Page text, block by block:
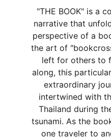
"THE BOOK" is a
narrative that
perspective of a
the art of
left for others to
along, this
extraordinary
intertwined with
Thailand during
tsunami. As the
one traveler to